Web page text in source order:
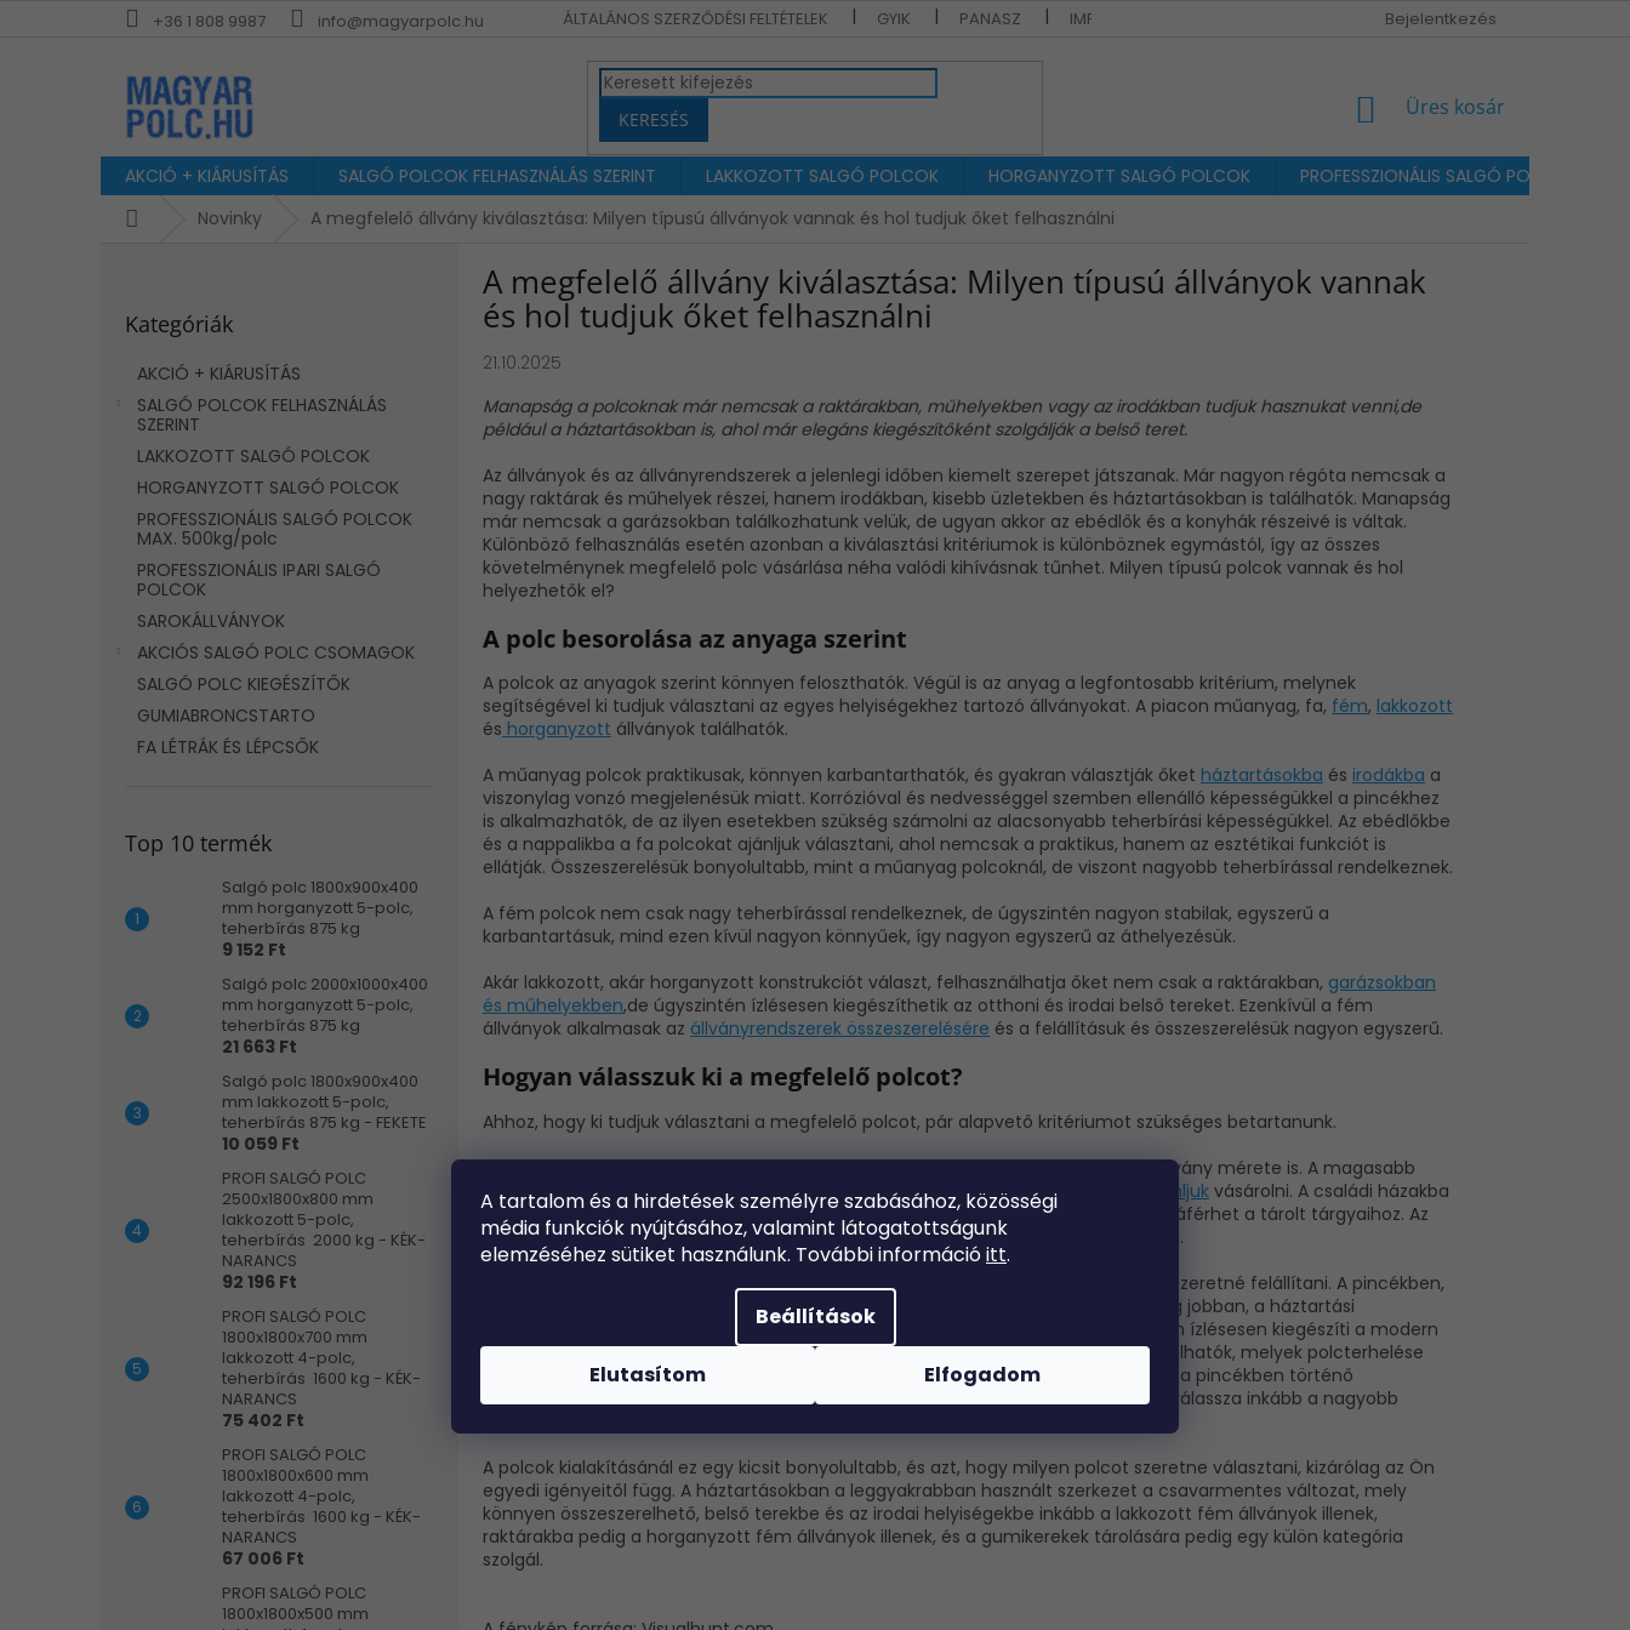
A tartalom és a hirdetésekszemélyre szabásához, közösségi
média funkciók nyújtásához, valamint látogatottságunk
elemzéséhez sütiket használunk. További információitt.
Beállítások
Elutasítom Elfogadom
+36 1 808 9987 info@magyarpolc.hu ÁLTALÁNOS SZERZŐDÉSI FELTÉTELEK GYIK PANASZ IMPRESSZUM / KAPCSOLAT Bejelentkezés
KERESÉS
KOSÁR
Üres kosár
AKCIÓ + KIÁRUSÍTÁS SALGÓ POLCOK FELHASZNÁLÁS SZERINT LAKKOZOTT SALGÓ POLCOK HORGANYZOTT SALGÓ POLCOK
PROFESSZIONÁLIS SALGÓ POLCOK
KezdőlapNovinky A megfelelő állvány kiválasztása: Milyen típusú állványok vannak és hol tudjuk őket felhasználni
átugrása
Kategóriák
AKCIÓ + KIÁRUSÍTÁS
SALGÓ POLCOK FELHASZNÁLÁS
SZERINT
LAKKOZOTT SALGÓ POLCOK
HORGANYZOTT SALGÓ POLCOK
PROFESSZIONÁLIS SALGÓ POLCOK
MAX. 500kg/polc
PROFESSZIONÁLIS IPARI SALGÓ
POLCOK
SAROKÁLLVÁNYOK
AKCIÓS SALGÓ POLC CSOMAGOK
SALGÓ POLC KIEGÉSZÍTŐK
GUMIABRONCSTARTO
FA LÉTRÁK ÉS LÉPCSŐK
Top 10 termék
Salgó polc 1800x900x400
mm horganyzott 5-polc,
teherbírás 875 kg
9 152 Ft
Salgó polc 2000x1000x400
mm horganyzott 5-polc,
teherbírás 875 kg
21 663 Ft
Salgó polc 1800x900x400
mm lakkozott 5-polc,
teherbírás 875 kg - FEKETE
10 059 Ft
PROFI SALGÓ POLC
2500x1800x800 mm
lakkozott 5-polc,
teherbírás 2000 kg - KÉK-
NARANCS
92 196 Ft
PROFI SALGÓ POLC
1800x1800x700 mm
lakkozott 4-polc,
teherbírás 1600 kg - KÉK-
NARANCS
75 402 Ft
PROFI SALGÓ POLC
1800x1800x600 mm
lakkozott 4-polc,
teherbírás 1600 kg - KÉK-
NARANCS
67 006 Ft
PROFI SALGÓ POLC
1800x1800x500 mm
A megfelelő állvány kiválasztása: Milyen típusú állványok vannak
és hol tudjuk őket felhasználni
21.10.2025
Manapság a polcoknak már nemcsak a raktárakban, műhelyekben vagy az irodákban tudjuk hasznukat venni,de
például a háztartásokban is, ahol már elegáns kiegészítőként szolgálják a belső teret.
Az állványok és az állványrendszerek a jelenlegi időben kiemelt szerepet játszanak. Már nagyon régóta nemcsak a
nagy raktárak és műhelyek részei, hanem irodákban, kisebb üzletekben és háztartásokban is találhatók. Manapság
már nemcsak a garázsokban találkozhatunk velük, de ugyan akkor az ebédlők és a konyhák részeivé is váltak.
Különböző felhasználás esetén azonban a kiválasztási kritériumok is különböznek egymástól, így az összes
követelménynek megfelelő polc vásárlása néha valódi kihívásnak tűnhet. Milyen típusú polcok vannak és hol
helyezhetők el?
A polc besorolása az anyaga szerint
A polcok az anyagok szerint könnyen feloszthatók. Végül is az anyag a legfontosabb kritérium, melynek
segítségével ki tudjuk választani az egyes helyiségekhez tartozó állványokat. A piacon műanyag, fa, fém, lakkozott
és horganyzott állványok találhatók.
A műanyag polcok praktikusak, könnyen karbantarthatók, és gyakran választják őket háztartásokba és irodákba a
viszonylag vonzó megjelenésük miatt. Korrózióval és nedvességgel szemben ellenálló képességükkel a pincékhez
is alkalmazhatók, de az ilyen esetekben szükség számolni az alacsonyabb teherbírási képességükkel. Az ebédlőkbe
és a nappalikba a fa polcokat ajánljuk választani, ahol nemcsak a praktikus, hanem az esztétikai funkciót is
ellátják. Összeszerelésük bonyolultabb, mint a műanyag polcoknál, de viszont nagyobb teherbírással rendelkeznek.
A fém polcok nem csak nagy teherbírással rendelkeznek, de úgyszintén nagyon stabilak, egyszerű a
karbantartásuk, mind ezen kívül nagyon könnyűek, így nagyon egyszerű az áthelyezésük.
Akár lakkozott, akár horganyzott konstrukciót választ, felhasználhatja őket nem csak a raktárakban, garázsokban
és műhelyekben,de úgyszintén ízlésesen kiegészíthetik az otthoni és irodai belső tereket. Ezenkívül a fém
állványok alkalmasak az állványrendszerek összeszerelésére és a felállításuk és összeszerelésük nagyon egyszerű.
Hogyan válasszuk ki a megfelelő polcot?
Ahhoz, hogy ki tudjuk választani a megfelelő polcot, pár alapvető kritériumot szükséges betartanunk.
Elsősorban a helyiség és az igények alapján döntsön, majd ettől fog függeni az állvány mérete is. A magasabb
polcokat, amelyek nagyobb kapacitással rendelkeznek, elsősorbanraktárakba ajánljuk vásárolni. A családi házakba
és lakásokba válasszon alacsonyabb polcokat, melyeknél idővel könnyebben hozzáférhet a tárolt tárgyaihoz. Az
állványt mindig úgy kell kiválasztani, hogy a felállítása után ne galibázzon a térben.
Válassza ki a polc anyagát annak a helyiségnek megfelelően, amelyben a polcot szeretné felállítani. A pincékben,
garázsokban, műhelyekben és a raktárakban inkább a tartós fémnek felelnek meg jobban, a háztartási
helyiségekben pedig már az Ön döntésén múlik. A fa természetesnek néz ki, a fém ízlésesen kiegészíti a modern
és ritka belső tereket. A piacon általában olyan állványok és állványrendszerek találhatók, melyek polcterhelése
polconként 20 kg-tól akár 500 kg-s teherbírással rendelkezik. A háztartásokban és a pincékben történő
raktározáshoz alacsonyabb teherbírást lehet igénybe venni, a raktárakban pedig válassza inkább a nagyobb
A polcok kialakításánál ez egy kicsit bonyolultabb, és azt, hogy milyen polcot szeretne választani, kizárólag az Ön
egyedi igényeitől függ. A háztartásokban a leggyakrabban használt szerkezet a csavarmentes változat, mely
könnyen összeszerelhető, belső terekbe és az irodai helyiségekbe inkább a lakkozott fém állványok illenek,
raktárakba pedig a horganyzott fém állványok illenek, és a gumikerekek tárolására pedig egy külön kategória
szolgál.